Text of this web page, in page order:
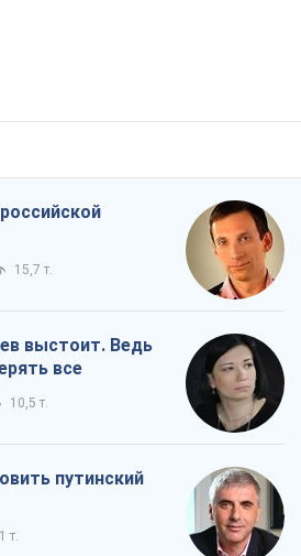
15,7 т.
выстоит. Ведь
все
10,5 т.
путинский
т.